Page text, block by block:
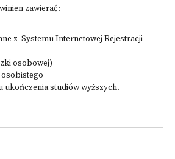
zawierać:
z Systemu Internetowej Rejestracji
osobowej)
studiów wyższych.